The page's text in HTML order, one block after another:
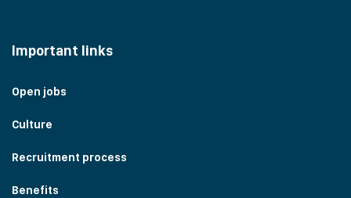
Important links
Open jobs
Culture
Recruitment process
Benefits